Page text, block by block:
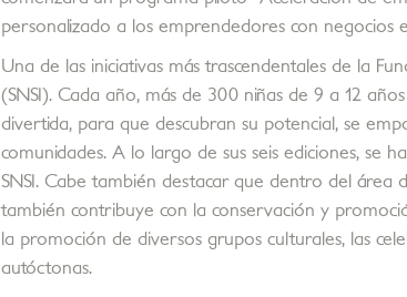
personalizado a los emprendedores con negocios
Una de las iniciativas más trascendentales de la
(SNSI). Cada año, más de 300 niñas de 9 a 12
divertida, para que descubran su potencial, se
comunidades. A lo largo de sus seis ediciones, se
SNSI. Cabe también destacar que dentro del
también contribuye con la conservación y
la promoción de diversos grupos culturales, las
autóctonas.